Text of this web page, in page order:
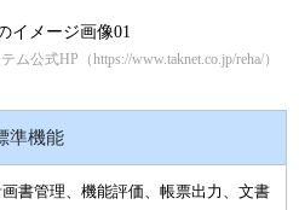
公式HP（https://www.taknet.co.jp/reha/）
準機能
書管理、機能評価、帳票出力、文書